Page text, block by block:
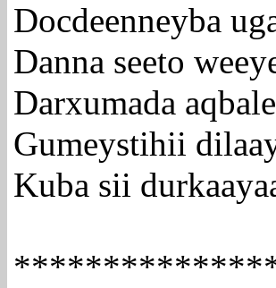
Docdeenneyba
Danna seeto
Darxumada
Gumeystihii
Kuba sii